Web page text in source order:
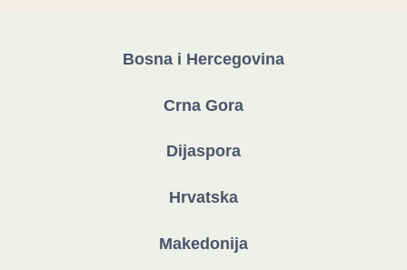
Bosna i Hercegovina
Crna Gora
Dijaspora
Hrvatska
Makedonija